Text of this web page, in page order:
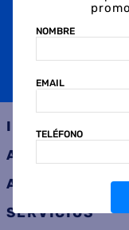
INSTITUCIONAL
AYUDA
ATENCIÓN AL
SERVICIOS
NOMBRE
EMAIL
TELÉFONO